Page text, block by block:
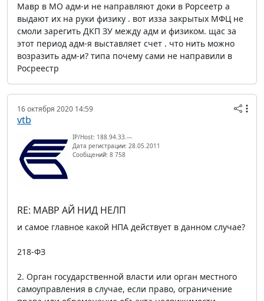
Мавр в МО адм-и не направляют доки в Рорсеетр а
выдают их на руки физику . вот изза закрытых МФЦ не
смоли зарегить ДКП ЗУ между адм и физиком. щас за
этот период адм-я выставляет счет . что нить можно
возразить адм-и? типа почему сами не направили в
Росреестр
16 октября 2020 14:59
vtb
IP/Host: 188.94.33.---
Дата регистрации: 28.05.2011
Сообщений: 8 758
RE: МАВР АЙ НИД НЕЛП
и самое главное какой НПА действует в данном случае?
218-ФЗ
2. Орган государственной власти или орган местного
самоуправления в случае, если право, ограничение